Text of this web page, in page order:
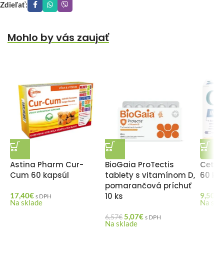
Zdieľať:
Mohlo by vás zaujať
Astina Pharm Cur-
Cum 60 kapsúl
17,40€ s DPH
Na sklade
BioGaia ProTectis
tablety s vitamínom D,
pomarančová príchuť
10 ks
6,57€5,07€ s DPH
Na sklade
60
9,50
Na